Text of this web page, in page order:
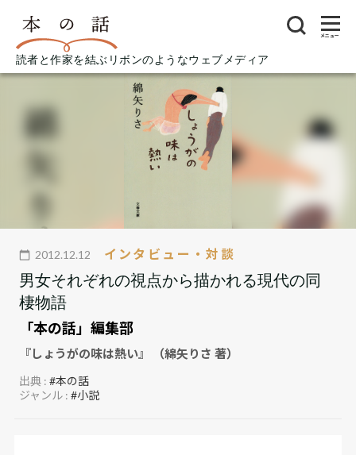
読者と作家を結ぶリボンのようなウェブメディア
メニュー
2012.12.12 インタビュー・対談
男女それぞれの視点から描かれる現代の同
棲物語
「本の話」編集部
『しょうがの味は熱い』 （綿矢りさ 著）
出典 :#本の話
ジャンル :#小説